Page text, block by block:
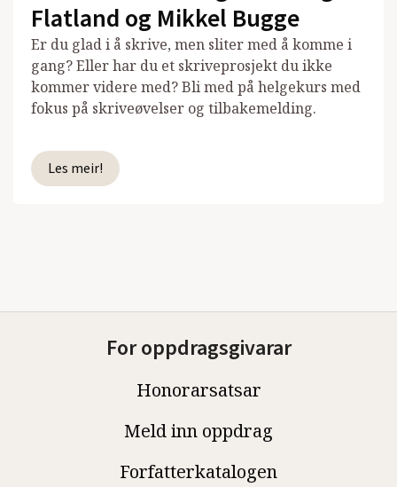
Flatland og Mikkel Bugge
Er du glad i å skrive, men sliter med å komme i
gang? Eller har du et skriveprosjekt du ikke
kommer videre med? Bli med på helgekurs med
fokus på skriveøvelser og tilbakemelding.
Les meir!
For oppdragsgivarar
Honorarsatsar
Meld inn oppdrag
Forfatterkatalogen